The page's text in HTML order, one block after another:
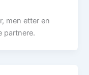
men etter en
partnere.